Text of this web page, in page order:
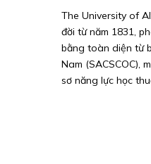
The University of
đời từ năm 1831,
bằng toàn diện từ
Nam (SACSCOC),
sơ năng lực học